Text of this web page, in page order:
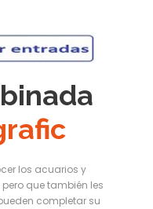
los acuarios y
que también les
completar su